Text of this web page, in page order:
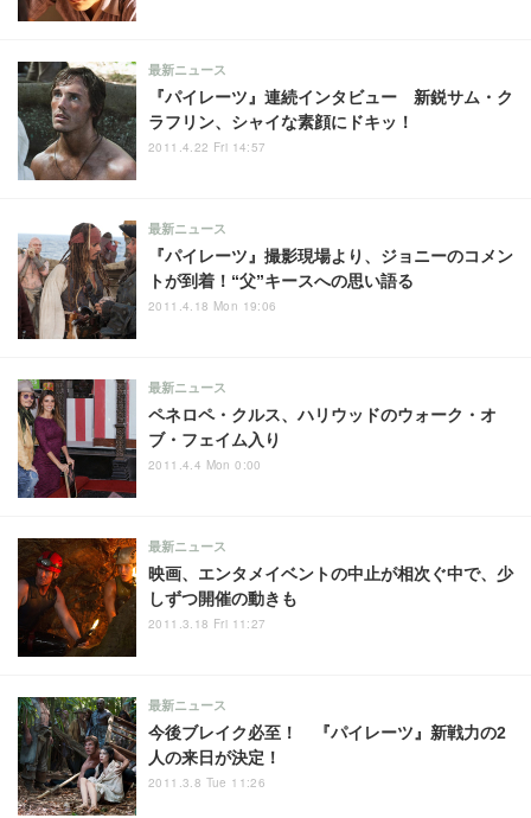
『パイレーツ』連続インタビュー 新鋭サム・ク
ラフリン、シャイな素顔にドキッ！
最新ニュース
2011.4.22 Fri 14:57
『パイレーツ』撮影現場より、ジョニーのコメン
トが到着！“父”キースへの思い語る
最新ニュース
2011.4.18 Mon 19:06
ペネロペ・クルス、ハリウッドのウォーク・オ
ブ・フェイム入り
最新ニュース
2011.4.4 Mon 0:00
映画、エンタメイベントの中止が相次ぐ中で、少
しずつ開催の動きも
最新ニュース
2011.3.18 Fri 11:27
今後ブレイク必至！ 『パイレーツ』新戦力の2
人の来日が決定！
最新ニュース
2011.3.8 Tue 11:26